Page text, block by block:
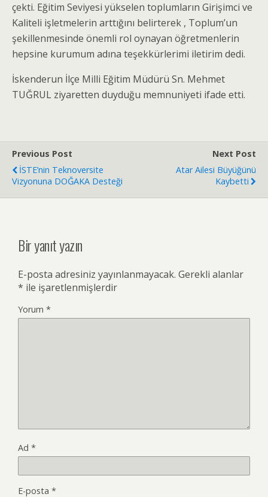
çekti. Eğitim Seviyesi yükselen toplumların Girişimci ve
Kaliteli işletmelerin arttığını belirterek , Toplum’un
şekillenmesinde önemli rol oynayan öğretmenlerin
hepsine kurumum adına teşekkürlerimi iletirim dedi.
İskenderun İlçe Milli Eğitim Müdürü Sn. Mehmet
TUĞRUL ziyaretten duyduğu memnuniyeti ifade etti.
Previous Post
İSTE’nin Teknoversite
Vizyonuna DOĞAKA Desteği
Next Post
Atar Ailesi Büyüğünü
Kaybetti
Bir yanıt yazın
E-posta adresiniz yayınlanmayacak. Gerekli alanlar
* ile işaretlenmişlerdir
Yorum *
Ad *
E-posta *